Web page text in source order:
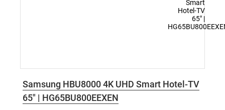
Samsung HBU8000 4K UHD Smart Hotel-TV
65" | HG65BU800EEXEN